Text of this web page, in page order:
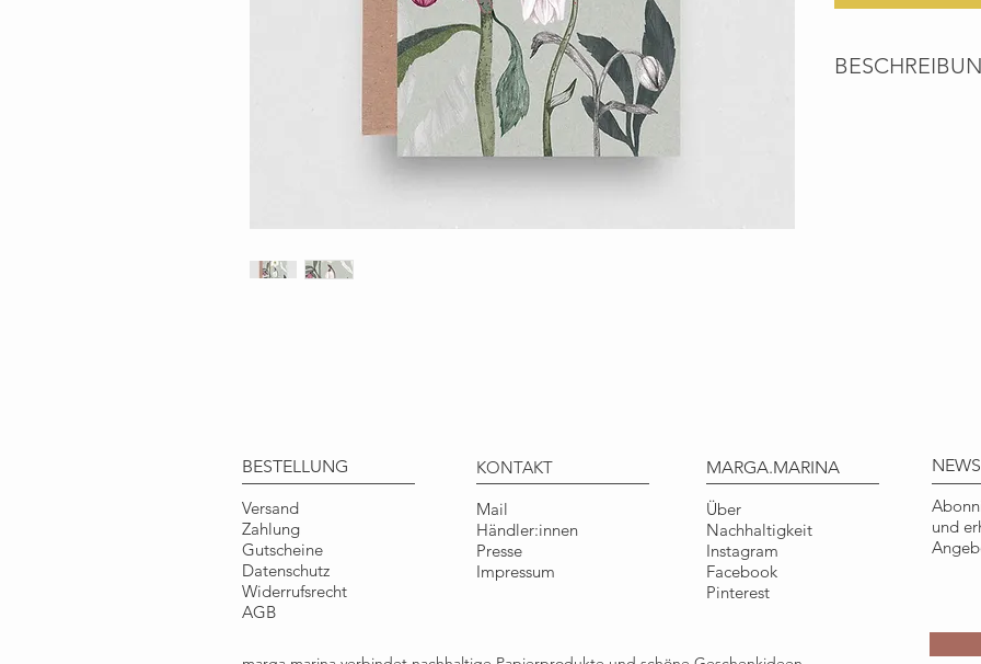
gefertigt
Umschlag: 100%
Nur für den
BESTELLUNG
Versand
Zahlung
Gutscheine
Datenschutz
Widerrufsrecht
AGB
KONTAKT
Mail
Händler:innen
Presse
Impressum
MARGA.MARINA
Über
Nachhaltigkeit
Instagram
Facebook
Pinterest
und